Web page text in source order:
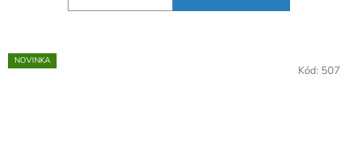
NOVINKA
Kód: 507